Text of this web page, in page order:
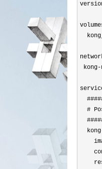
kong-
#
  kong